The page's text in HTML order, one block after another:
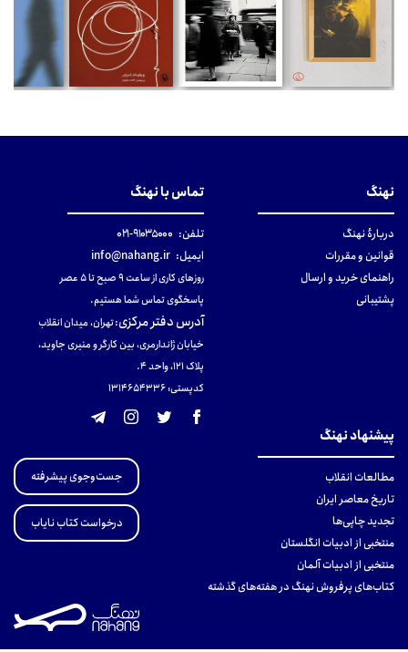
نهنگ
دربارهٔ نهنگ
قوانین و مقررات
راهنمای خرید و ارسال
پشتیبانی
تماس با نهنگ
تلفن: ۹۱۰۳۵۰۰۰-۰۲۱
ایمیل: info@nahang.ir
روزهای کاری از ساعت ۹ صبح تا ۵ عصر
پاسخگوی تماس شما هستیم.
آدرس دفتر مرکزی:تهران، میدان انقلاب
خیابان ژاندارمری، بین کارگر و منیری جاوید،
پلاک 121، واحد ۴.
کدپستی: 131465433۶
پیشنهاد نهنگ
مطالعات انقلاب
تاریخ معاصر ایران
تجدید چاپی‌ها
منتخبی از ادبیات انگلستان
منتخبی از ادبیات آلمان
کتاب‌های پرفروش نهنگ در هفته‌های گذشته
جست‌وجوی پیشرفته
درخواست کتاب نایاب